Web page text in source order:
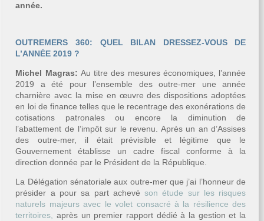
année.
OUTREMERS 360: QUEL BILAN DRESSEZ-VOUS DE
L’ANNÉE 2019 ?
Michel Magras: Au titre des mesures économiques, l’année
2019 a été pour l’ensemble des outre-mer une année
charnière avec la mise en œuvre des dispositions adoptées
en loi de finance telles que le recentrage des exonérations de
cotisations patronales ou encore la diminution de
l’abattement de l’impôt sur le revenu. Après un an d’Assises
des outre-mer, il était prévisible et légitime que le
Gouvernement établisse un cadre fiscal conforme à la
direction donnée par le Président de la République.
La Délégation sénatoriale aux outre-mer que j’ai l’honneur de
présider a pour sa part achevéson étude sur les risques
naturels majeurs avec le volet consacré à la résilience des
territoires, après un premier rapport dédié à la gestion et la